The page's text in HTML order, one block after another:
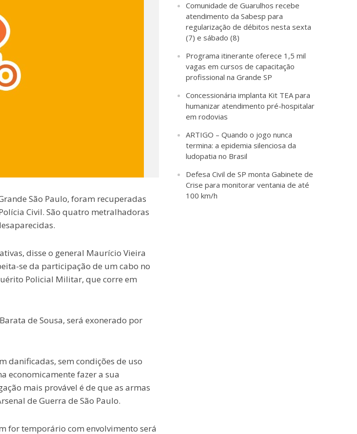
São Paulo, foram recuperadas
Civil. São quatro metralhadoras
disse o general Maurício Vieira
se da participação de um cabo no
Policial Militar, que corre em
de Sousa, será exonerado por
danificadas, sem condições de uso
economicamente fazer a sua
mais provável é de que as armas
de Guerra de São Paulo.
for temporário com envolvimento será
Comunidade de Guarulhos recebe
atendimento da Sabesp para
regularização de débitos nesta sexta
(7) e sábado (8)
Programa itinerante oferece 1,5 mil
vagas em cursos de capacitação
profissional na Grande SP
Concessionária implanta Kit TEA para
humanizar atendimento pré-hospitalar
em rodovias
ARTIGO – Quando o jogo nunca
termina: a epidemia silenciosa da
ludopatia no Brasil
Defesa Civil de SP monta Gabinete de
Crise para monitorar ventania de até
100 km/h